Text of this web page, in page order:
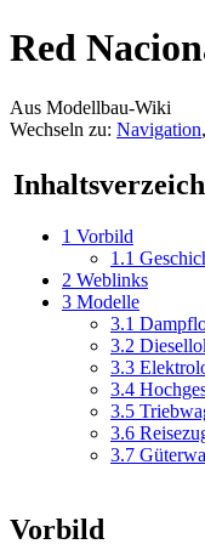
Red
Aus Modellbau-Wiki
Wechseln zu: Navigation,
1 Vorbild
1.1
2 Weblinks
3 Modelle
3.1
3.2
3.3
3.4
3.5
3.6
3.7
Vorbild